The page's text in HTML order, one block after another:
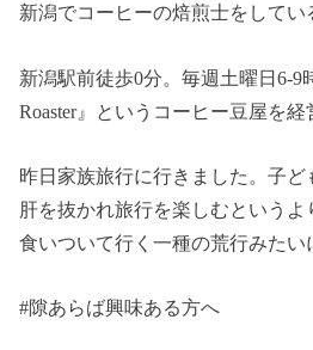
新潟でコーヒーの焙煎士をしてい
新潟駅前徒歩0分。毎週土曜日6-9
Roaster』というコーヒー豆屋を経
昨日家族旅行に行きました。子
肝を抜かれ旅行を楽しむというよ
食いついて行く一種の荒行みたい
#隙あらば興味ある方へ